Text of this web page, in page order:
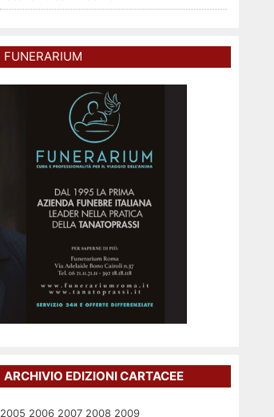
FUNERARIUM
ARCHIVIO EDIZIONI CARTACEE
2005 2006 2007 2008 2009